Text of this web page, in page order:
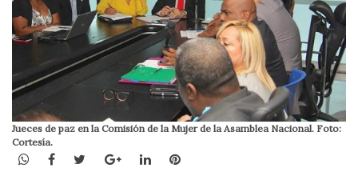
Jueces de paz en la Comisión de la Mujer de la Asamblea Nacional. Foto:
Cortesía.
WhatsApp
Facebook
TwitterGoogle+LinkedInPinterest